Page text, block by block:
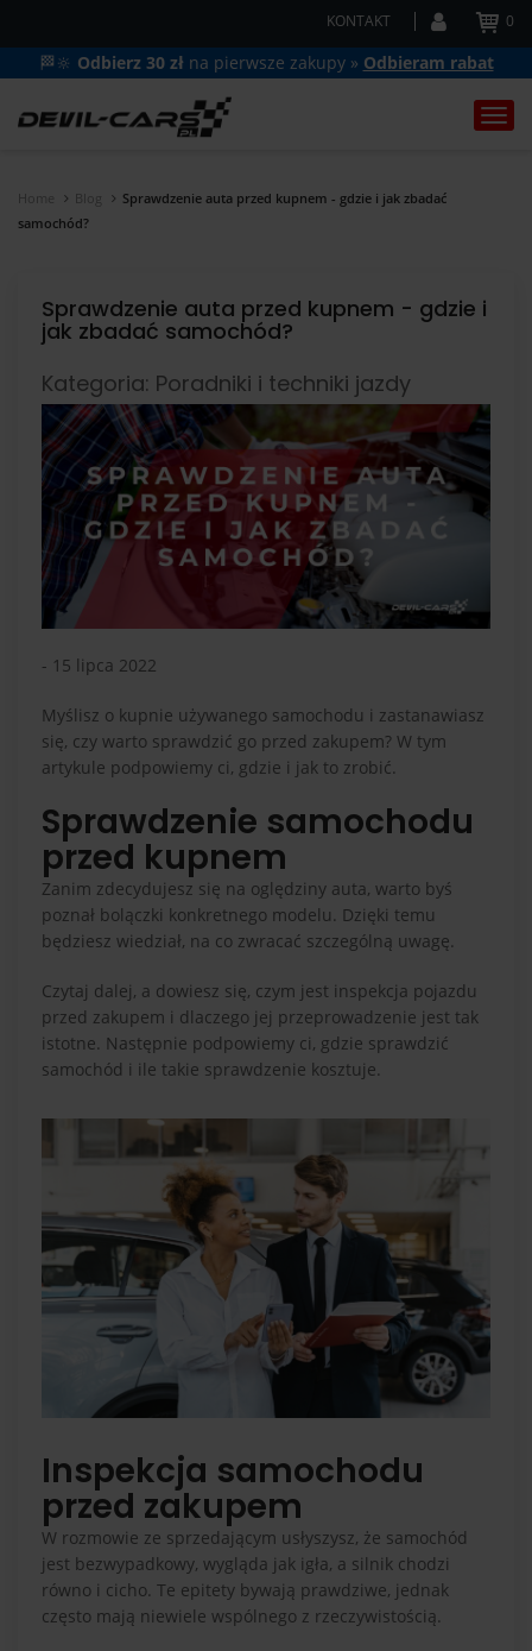
KONTAKT 0
🏁🔆 Odbierz 30 zł na pierwsze zakupy » Odbieram rabat
Home Blog
Sprawdzenie auta przed kupnem - gdzie i jak zbadać
samochód?
Sprawdzenie auta przed kupnem - gdzie i
jak zbadać samochód?
Kategoria: Poradniki i techniki jazdy
- 15 lipca 2022
Myślisz o kupnie używanego samochodu i zastanawiasz
się, czy warto sprawdzić go przed zakupem? W tym
artykule podpowiemy ci, gdzie i jak to zrobić.
Sprawdzenie samochodu
przed kupnem
Zanim zdecydujesz się na oględziny auta, warto byś
poznał bolączki konkretnego modelu. Dzięki temu
będziesz wiedział, na co zwracać szczególną uwagę.
Czytaj dalej, a dowiesz się, czym jest inspekcja pojazdu
przed zakupem i dlaczego jej przeprowadzenie jest tak
istotne. Następnie podpowiemy ci, gdzie sprawdzić
samochód i ile takie sprawdzenie kosztuje.
Inspekcja samochodu
przed zakupem
W rozmowie ze sprzedającym usłyszysz, że samochód
jest bezwypadkowy, wygląda jak igła, a silnik chodzi
równo i cicho. Te epitety bywają prawdziwe, jednak
często mają niewiele wspólnego z rzeczywistością.